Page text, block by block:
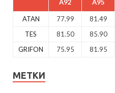
A92 A95
ATAN 77.99 81.49
TES
81.50 85.90
GRIFON
75.95 81.95
МЕТКИ